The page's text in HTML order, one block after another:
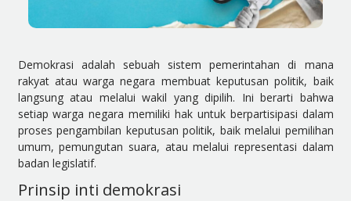
Demokrasi adalah sebuah sistem pemerintahan di mana
rakyat atau warga negara membuat keputusan politik, baik
langsung atau melalui wakil yang dipilih. Ini berarti bahwa
setiap warga negara memiliki hak untuk berpartisipasi dalam
proses pengambilan keputusan politik, baik melalui pemilihan
umum, pemungutan suara, atau melalui representasi dalam
badan legislatif.
Prinsip inti demokrasi